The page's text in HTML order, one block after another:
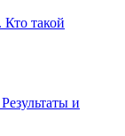
Кто такой
и